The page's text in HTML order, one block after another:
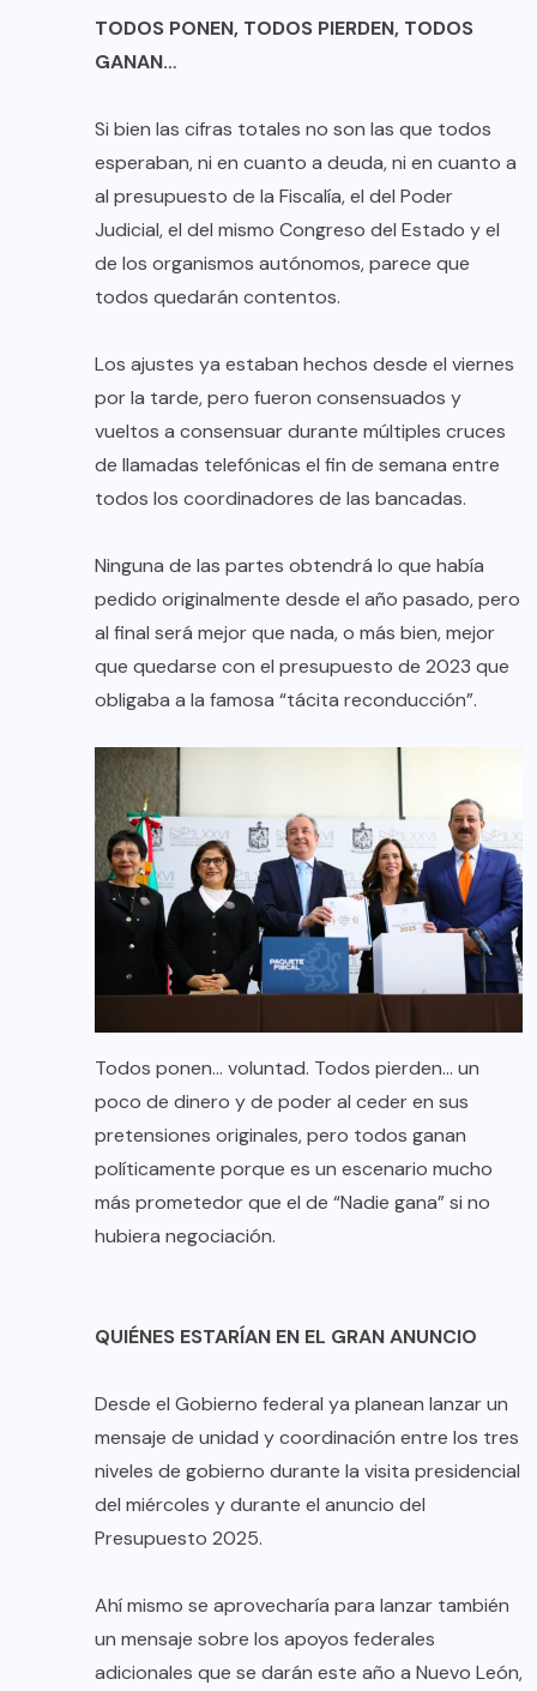
TODOS PONEN, TODOS PIERDEN, TODOS
GANAN…
Si bien las cifras totales no son las que todos
esperaban, ni en cuanto a deuda, ni en cuanto a
al presupuesto de la Fiscalía, el del Poder
Judicial, el del mismo Congreso del Estado y el
de los organismos autónomos, parece que
todos quedarán contentos.
Los ajustes ya estaban hechos desde el viernes
por la tarde, pero fueron consensuados y
vueltos a consensuar durante múltiples cruces
de llamadas telefónicas el fin de semana entre
todos los coordinadores de las bancadas.
Ninguna de las partes obtendrá lo que había
pedido originalmente desde el año pasado, pero
al final será mejor que nada, o más bien, mejor
que quedarse con el presupuesto de 2023 que
obligaba a la famosa “tácita reconducción”.
Todos ponen… voluntad. Todos pierden… un
poco de dinero y de poder al ceder en sus
pretensiones originales, pero todos ganan
políticamente porque es un escenario mucho
más prometedor que el de “Nadie gana” si no
hubiera negociación.
QUIÉNES ESTARÍAN EN EL GRAN ANUNCIO
Desde el Gobierno federal ya planean lanzar un
mensaje de unidad y coordinación entre los tres
niveles de gobierno durante la visita presidencial
del miércoles y durante el anuncio del
Presupuesto 2025.
Ahí mismo se aprovecharía para lanzar también
un mensaje sobre los apoyos federales
adicionales que se darán este año a Nuevo León,